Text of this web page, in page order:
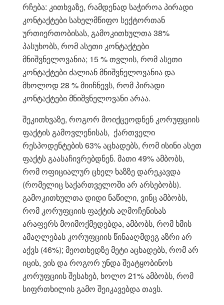
რჩება: კითხვაზე, რამდენად საჭიროა პირადი
კონტაქტები სახელმწიფო სექტორთან
ურთიერთობისას, გამოკითხულთა 38%
პასუხობს, რომ ასეთი კონტაქტები
მნიშვნელოვანია; 15 % თვლის, რომ ასეთი
კონტაქტები ძალიან მნიშვნელოვანია და
მხოლოდ 28 % მიიჩნევს, რომ პირადი
კონტაქტები მნიშვნელოვანი არაა.
შეკითხვაზე, როგორ მოიქცეოდნენ კორუფციის
ფაქტის გამოვლენისას, ქართველი
რესპოდენტების 63% აცხადებს, რომ ისინი ასეთ
ფაქტს გაასაჩივრებდნენ. მათი 49% ამბობს,
რომ ოფიციალურ ცხელ ხაზზე დარეკავდა
(რომელიც საქართველოში არ არსებობს).
გამოკითხულთა დიდი ნაწილი, ვინც ამბობს,
რომ კორუფციის ფაქტის აღმოჩენისას
არაფერს მოიმოქმედებდა, ამბობს, რომ ხმის
ამაღლებას კორუფციის წინააღმდეგ აზრი არ
აქვს (46%); მეოთხედზე მეტი აცხადებს, რომ არ
იცის, ვის და როგორ უნდა შეატყობინოს
კორუფციის შესახებ, ხოლო 21% ამბობს, რომ
სიფრთხილის გამო შეიკავებდა თავს.